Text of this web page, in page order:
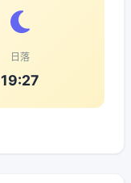
日落
19:27